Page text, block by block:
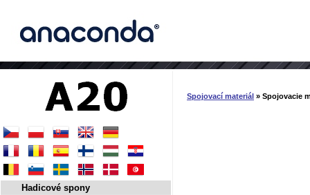
Spojovací materiál » Spojovacie
Hadicové spony